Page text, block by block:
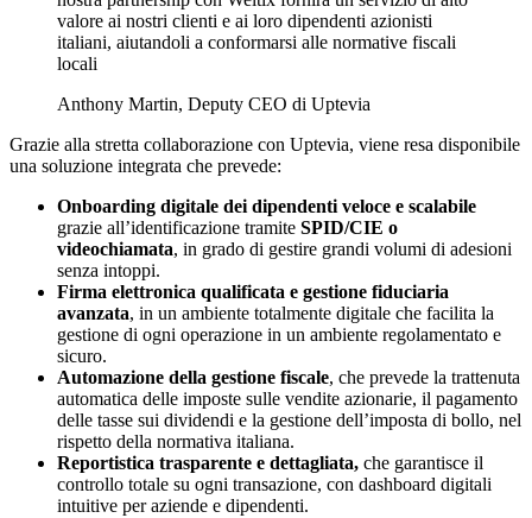
valore ai nostri clienti e ai loro dipendenti azionisti
italiani, aiutandoli a conformarsi alle normative fiscali
locali
Anthony Martin, Deputy CEO di Uptevia
Grazie alla stretta collaborazione con Uptevia, viene resa disponibile
una soluzione integrata che prevede:
Onboarding digitale dei dipendenti veloce e scalabile
grazie all’identificazione tramite SPID/CIE o
videochiamata, in grado di gestire grandi volumi di adesioni
senza intoppi.
Firma elettronica qualificata e gestione fiduciaria
avanzata, in un ambiente totalmente digitale che facilita la
gestione di ogni operazione in un ambiente regolamentato e
sicuro.
Automazione della gestione fiscale, che prevede la trattenuta
automatica delle imposte sulle vendite azionarie, il pagamento
delle tasse sui dividendi e la gestione dell’imposta di bollo, nel
rispetto della normativa italiana.
Reportistica trasparente e dettagliata, che garantisce il
controllo totale su ogni transazione, con dashboard digitali
intuitive per aziende e dipendenti.